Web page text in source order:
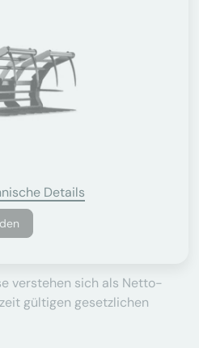
Details
verstehen sich als Netto-
gültigen gesetzlichen